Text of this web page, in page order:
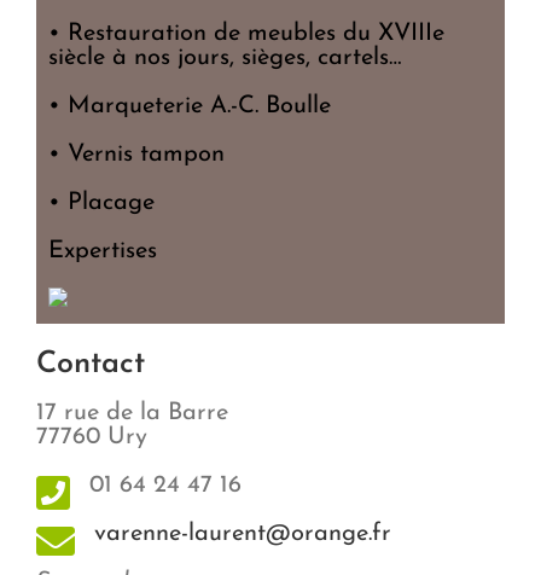
• Restauration de meubles du XVIIIe
siècle à nos jours, sièges, cartels…
• Marqueterie A.-C. Boulle
• Vernis tampon
• Placage
Expertises
Contact
17 rue de la Barre
77760 Ury
01 64 24 47 16
varenne-laurent@orange.fr